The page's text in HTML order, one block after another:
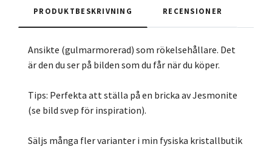
PRODUKTBESKRIVNING RECENSIONER
Ansikte (gulmarmorerad) som rökelsehållare. Det
är den du ser på bilden som du får när du köper.
Tips: Perfekta att ställa på en bricka av Jesmonite
(se bild svep för inspiration).
Säljs många fler varianter i min fysiska kristallbutik